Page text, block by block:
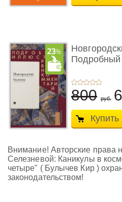
Подробный
800 руб.
Купить
Внимание! Авторские права
Селезневой: Каникулы в
четыре" ( Булычев Кир )
законодательством!